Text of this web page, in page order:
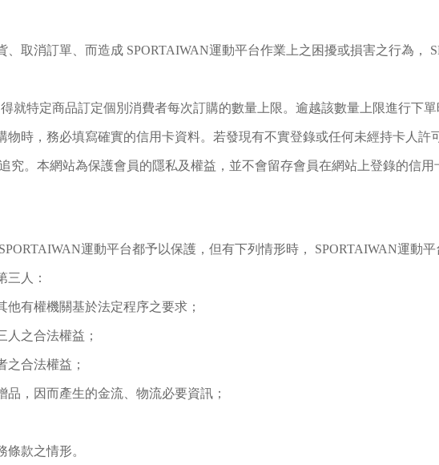
取消訂單、而造成 SPORTAIWAN運動平台作業上之困擾或損害之行為，
就特定商品訂定個別消費者每次訂購的數量上限。逾越該數量上限進行下
物時，務必填寫確實的信用卡資料。若發現有不實登錄或任何未經持卡人
究。本網站為保護會員的隱私及權益，並不會留存會員在網站上登錄的信用
運動平台都予以保護，但有下列情形時， SPORTAIWAN運動
三人：
有權機關基於法定程序之要求；
之合法權益；
之合法權益；
，因而產生的金流、物流必要資訊；
款之情形。